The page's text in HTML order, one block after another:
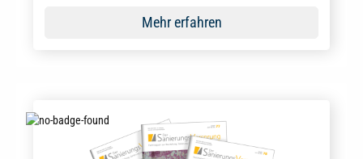
Mehr erfahren